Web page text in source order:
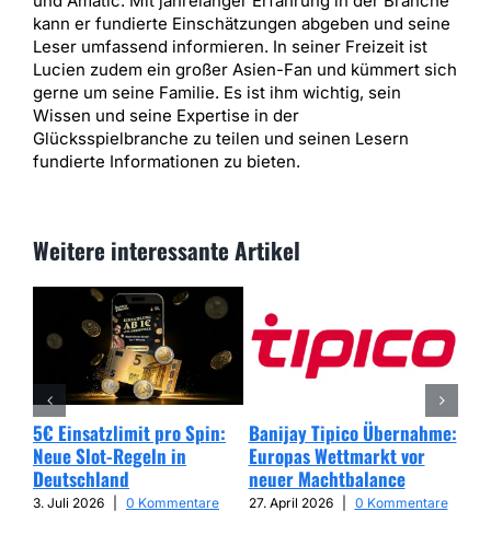
kann er fundierte Einschätzungen abgeben und seine
Leser umfassend informieren. In seiner Freizeit ist
Lucien zudem ein großer Asien-Fan und kümmert sich
gerne um seine Familie. Es ist ihm wichtig, sein
Wissen und seine Expertise in der
Glücksspielbranche zu teilen und seinen Lesern
fundierte Informationen zu bieten.
Weitere interessante Artikel
5€ Einsatzlimit pro Spin:
Neue Slot-Regeln in
Deutschland
3. Juli 2026 0 Kommentare
Banijay Tipico Übernahme:
Europas Wettmarkt vor
neuer Machtbalance
27. April 2026 0 Kommentare